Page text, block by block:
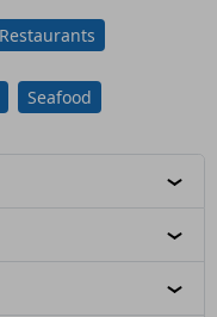
Seafood